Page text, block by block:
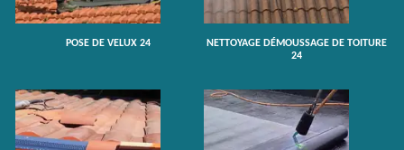
POSE DE VELUX 24
NETTOYAGE DÉMOUSSAGE DE TOITURE
24